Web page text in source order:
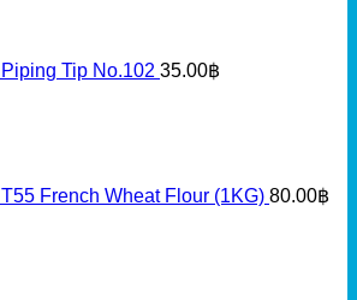
Piping Tip No.102 35.00฿
T55 French Wheat Flour (1KG) 80.00฿